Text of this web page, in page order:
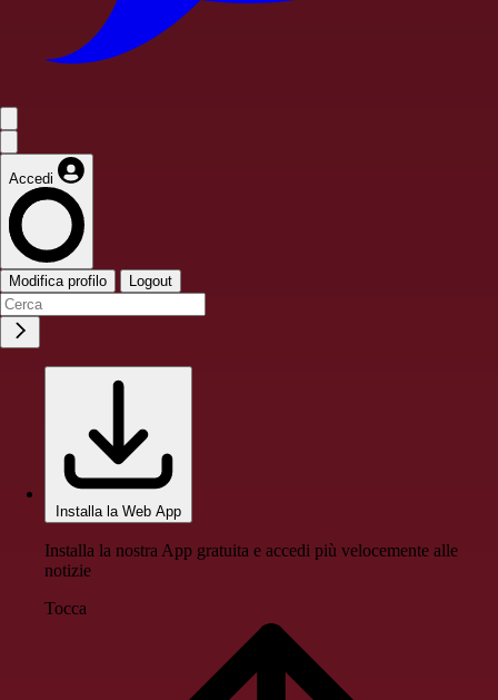
Accedi
Modifica profilo Logout
Installa la Web App
Installa la nostra App gratuita e accedi più velocemente alle
notizie
Tocca